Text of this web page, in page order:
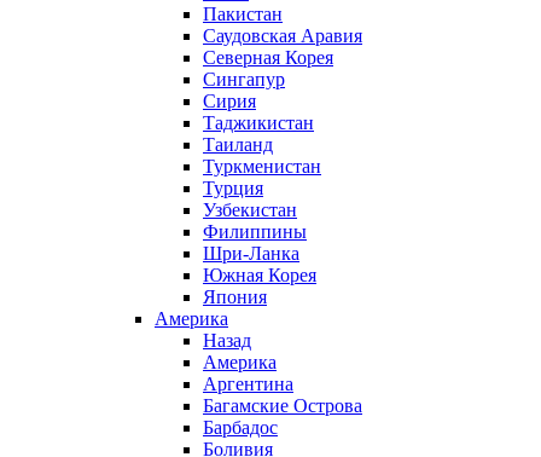
Пакистан
Саудовская Аравия
Северная Корея
Сингапур
Сирия
Таджикистан
Таиланд
Туркменистан
Турция
Узбекистан
Филиппины
Шри-Ланка
Южная Корея
Япония
Америка
Назад
Америка
Аргентина
Багамские Острова
Барбадос
Боливия